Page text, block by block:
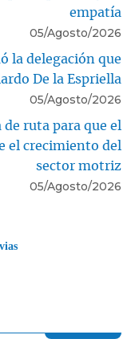
empatía
05/Agosto/2026
la delegación que
De la Espriella
05/Agosto/2026
ruta para que el
el crecimiento del
sector motriz
05/Agosto/2026